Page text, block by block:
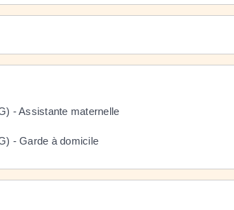
- Assistante maternelle
- Garde à domicile